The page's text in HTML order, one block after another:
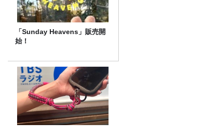
「Sunday Heavens」販売開
始！